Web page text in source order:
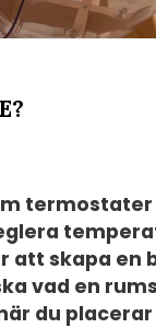
att skapa
vad en
du